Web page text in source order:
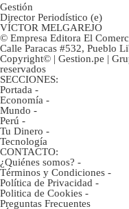
Gestión
Director Periodístico (e)
VÍCTOR MELGAREJO
© Empresa Editora El
Calle Paracas #532, Pueblo
Copyright© | Gestion.pe |
reservados
SECCIONES:
Portada -
Economía -
Mundo -
Perú -
Tu Dinero -
Tecnología
CONTACTO:
¿Quiénes somos? -
Términos y Condiciones -
Política de Privacidad -
Politica de Cookies -
Preguntas Frecuentes